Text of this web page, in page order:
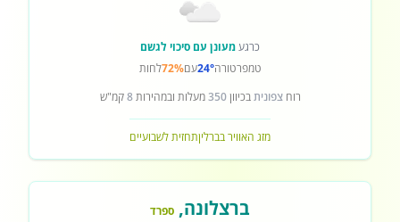
כרגעמעונן עם סיכוי לגשם
טמפרטורה24°עם72%לחות
רוחצפוניתבכיוון350מעלות ובמהירות8קמ"ש
מזג האוויר בברליןתחזית לשבועיים
ברצלונה, ספרד